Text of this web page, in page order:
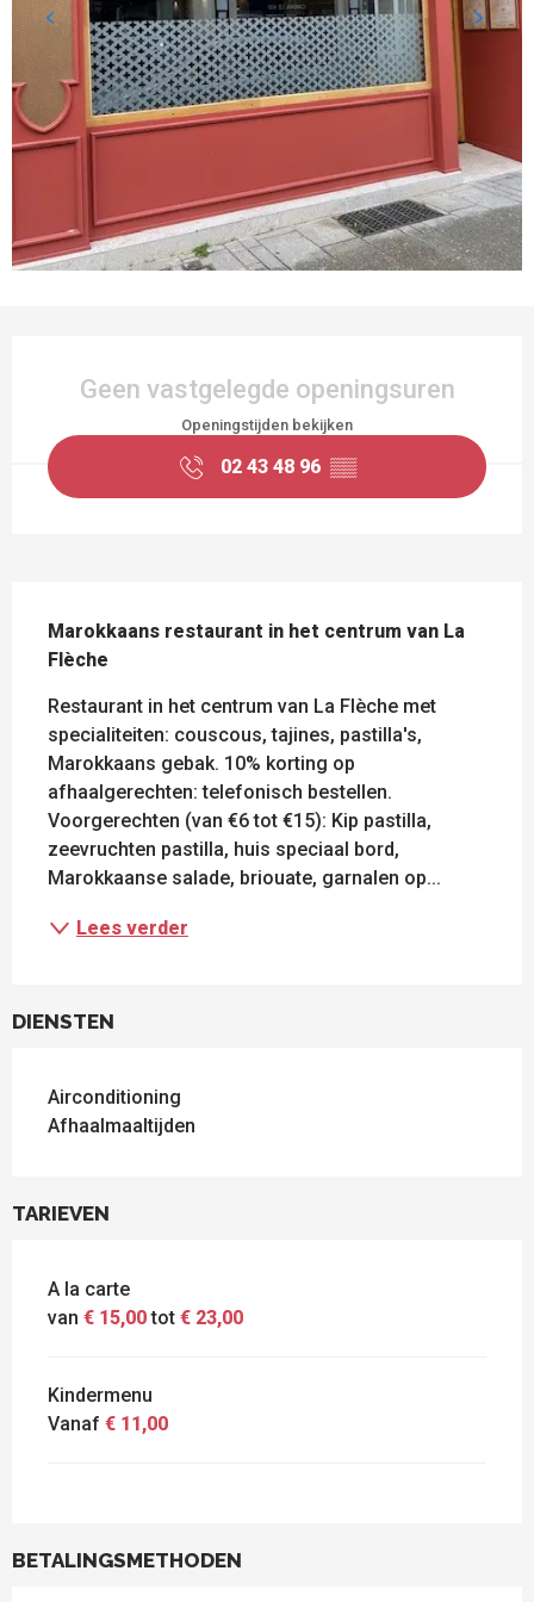
Geen vastgelegde openingsuren
Openingstijden bekijken
02 43 48 96 ▒▒
Marokkaans restaurant in het centrum van La
Flèche
Restaurant in het centrum van La Flèche met
specialiteiten: couscous, tajines, pastilla's,
Marokkaans gebak. 10% korting op
afhaalgerechten: telefonisch bestellen.
Voorgerechten (van €6 tot €15): Kip pastilla,
zeevruchten pastilla, huis speciaal bord,
Marokkaanse salade, briouate, garnalen op...
Lees verder
DIENSTEN
Airconditioning
Afhaalmaaltijden
TARIEVEN
A la carte
van € 15,00tot € 23,00
Kindermenu
Vanaf € 11,00
BETALINGSMETHODEN